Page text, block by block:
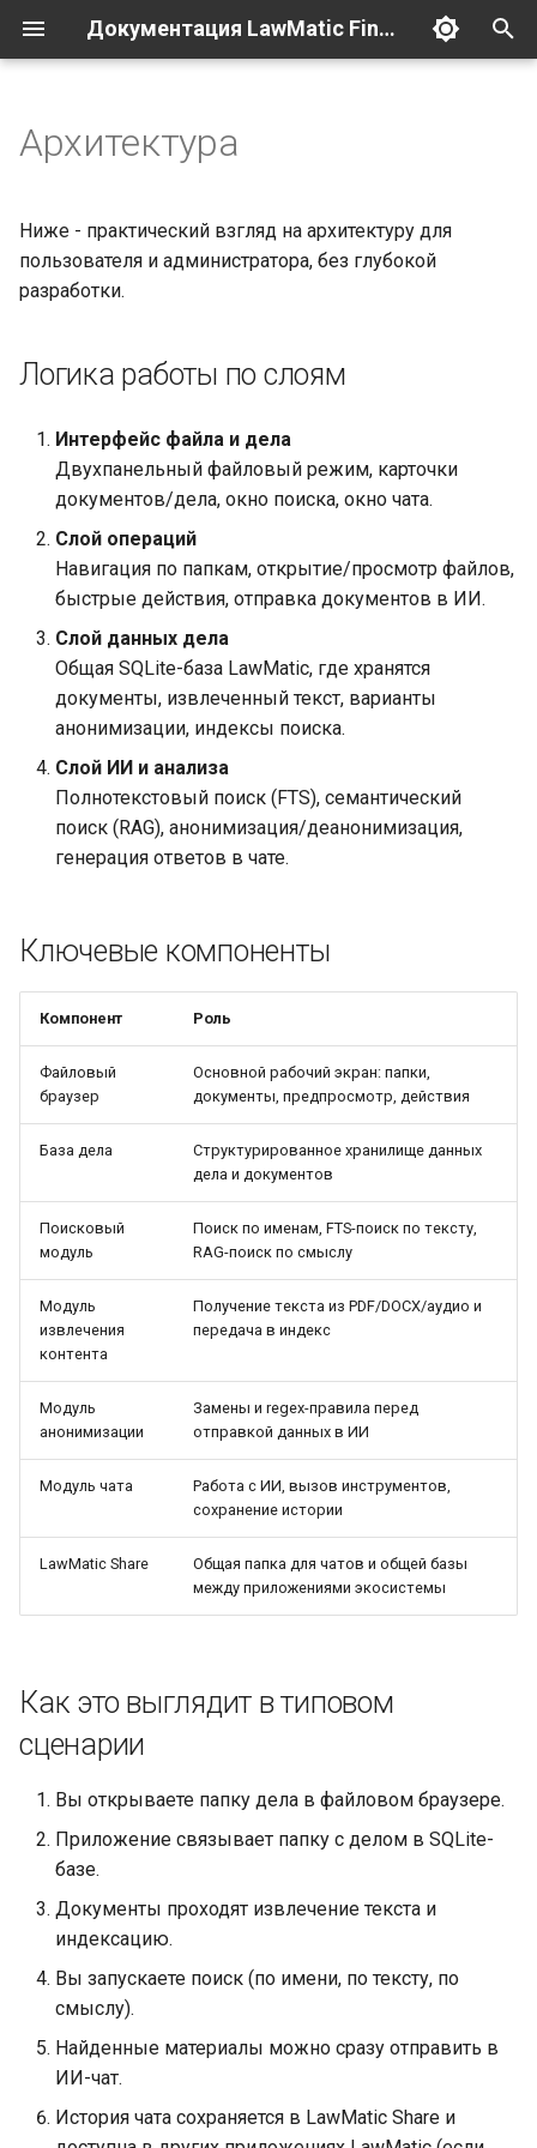
Документация LawMatic Finder
а
и
Обзор
«Что нового» и платформы
ИИ — единые настройки
Установка и первый запуск
База дела — для
Чат с ИИ и настройки
Сводка
1.0.28 (11.04.2026)
1.0.21 (23.03.2026)
Логика работы по слоям
Ключевые компоненты
Как это выглядит в
типовом сценарии
Обзор
Обзор
Архитектура
Ниже - практический взгляд на архитектуру для
пользователя и администратора, без глубокой
разработки.
Логика работы по слоям
Интерфейс файла и дела
Двухпанельный файловый режим, карточки
документов/дела, окно поиска, окно чата.
Слой операций
Навигация по папкам, открытие/просмотр файлов,
быстрые действия, отправка документов в ИИ.
Слой данных дела
Общая SQLite-база LawMatic, где хранятся
документы, извлеченный текст, варианты
анонимизации, индексы поиска.
Слой ИИ и анализа
Полнотекстовый поиск (FTS), семантический
поиск (RAG), анонимизация/деанонимизация,
генерация ответов в чате.
Ключевые компоненты
Компонент Роль
Файловый
браузер
Основной рабочий экран: папки,
документы, предпросмотр, действия
База дела
Структурированное хранилище данных
дела и документов
Поисковый
модуль
Поиск по именам, FTS-поиск по тексту,
RAG-поиск по смыслу
Модуль
извлечения
контента
Получение текста из PDF/DOCX/аудио и
передача в индекс
Модуль
анонимизации
Замены и regex-правила перед
отправкой данных в ИИ
Модуль чата
Работа с ИИ, вызов инструментов,
сохранение истории
LawMatic Share
Общая папка для чатов и общей базы
между приложениями экосистемы
Как это выглядит в типовом
сценарии
Вы открываете папку дела в файловом браузере.
Приложение связывает папку с делом в SQLite-
базе.
Документы проходят извлечение текста и
индексацию.
Вы запускаете поиск (по имени, по тексту, по
смыслу).
Найденные материалы можно сразу отправить в
ИИ-чат.
История чата сохраняется в LawMatic Share и